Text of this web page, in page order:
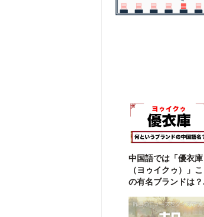
中国語では「優衣庫
（ヨゥイクゥ）」こ
の有名ブランドは？